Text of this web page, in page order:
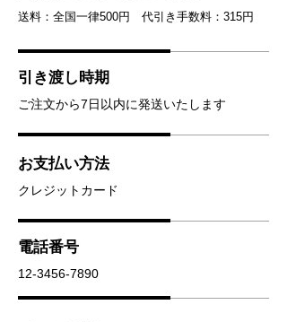
送料：全国一律500円 代引き手数料：315円
引き渡し時期
ご注文から7日以内に発送いたします
お支払い方法
クレジットカード
電話番号
12-3456-7890